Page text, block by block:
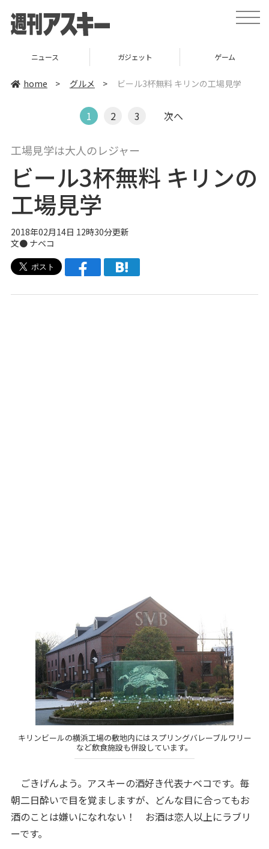
t
o
ニュース ガジェット ゲーム
home > グルメ > ビール3杯無料 キリンの工場見学
1 2 3 次へ
工場見学は大人のレジャー
ビール3杯無料 キリンの
工場見学
2018年02月14日 12時30分更新
文● ナベコ
キリンビールの横浜工場の敷地内にはスプリングバレーブルワリー
など飲食施設も併設しています。
ごきげんよう。アスキーの酒好き代表ナベコです。毎
朝二日酔いで目を覚ましますが、どんな目に合ってもお
酒のことは嫌いになれない！ お酒は恋人以上にラブリ
ーです。